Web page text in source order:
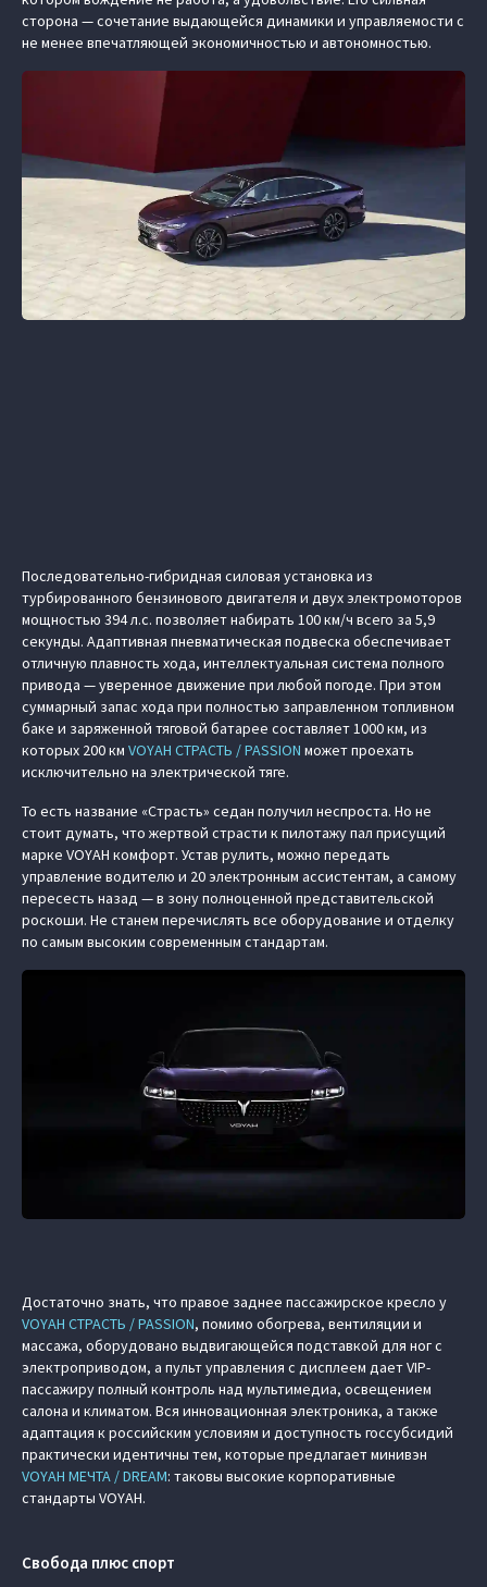
сторона — сочетание выдающейся динамики и управляемости с
не менее впечатляющей экономичностью и автономностью.
Последовательно-гибридная силовая установка из
турбированного бензинового двигателя и двух электромоторов
мощностью 394 л.с. позволяет набирать 100 км/ч всего за 5,9
секунды. Адаптивная пневматическая подвеска обеспечивает
отличную плавность хода, интеллектуальная система полного
привода — уверенное движение при любой погоде. При этом
суммарный запас хода при полностью заправленном топливном
баке и заряженной тяговой батарее составляет 1000 км, из
которых 200 км VOYAH СТРАСТЬ / PASSION может проехать
исключительно на электрической тяге.
То есть название «Страсть» седан получил неспроста. Но не
стоит думать, что жертвой страсти к пилотажу пал присущий
марке VOYAH комфорт. Устав рулить, можно передать
управление водителю и 20 электронным ассистентам, а самому
пересесть назад — в зону полноценной представительской
роскоши. Не станем перечислять все оборудование и отделку
по самым высоким современным стандартам.
Достаточно знать, что правое заднее пассажирское кресло у
VOYAH СТРАСТЬ / PASSION, помимо обогрева, вентиляции и
массажа, оборудовано выдвигающейся подставкой для ног с
электроприводом, а пульт управления с дисплеем дает VIP-
пассажиру полный контроль над мультимедиа, освещением
салона и климатом. Вся инновационная электроника, а также
адаптация к российским условиям и доступность госсубсидий
практически идентичны тем, которые предлагает минивэн
VOYAH МЕЧТА / DREAM: таковы высокие корпоративные
стандарты VOYAH.
Свобода плюс спорт